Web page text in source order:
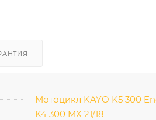
Мотоцикл KAYO K5 300
K4 300 MX 21/18